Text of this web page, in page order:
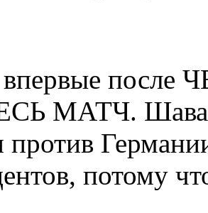
после
МАТЧ. Шава
потому